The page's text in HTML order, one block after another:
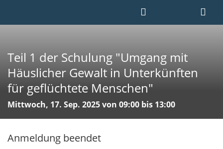
Teil 1 der Schulung "Umgang mit
Häuslicher Gewalt in Unterkünften
für geflüchtete Menschen"
Mittwoch, 17. Sep. 2025 von 09:00 bis 13:00
Anmeldung beendet